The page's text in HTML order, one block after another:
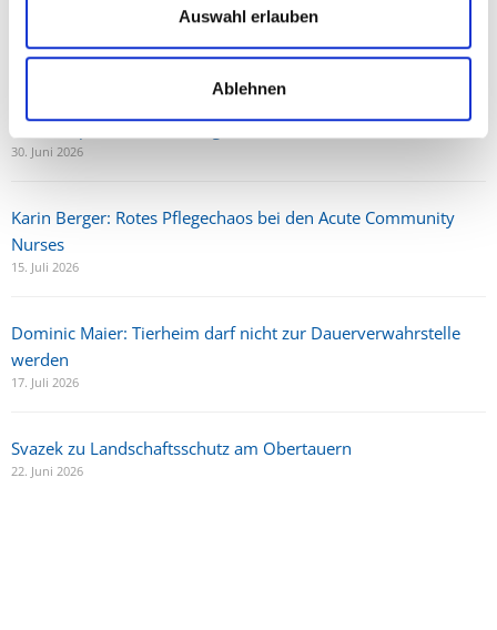
Auswahl erlauben
Ablehnen
Beliebteste Beiträge
Karkogel/Abtenau: Svazek freut sich über gemeinsame Lösung
und Perspektive für die Region
30. Juni 2026
Karin Berger: Rotes Pflegechaos bei den Acute Community
Nurses
15. Juli 2026
Dominic Maier: Tierheim darf nicht zur Dauerverwahrstelle
werden
17. Juli 2026
Svazek zu Landschaftsschutz am Obertauern
22. Juni 2026